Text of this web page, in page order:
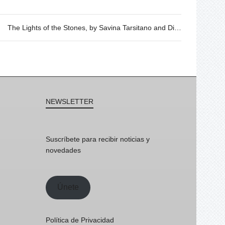
The Lights of the Stones, by Savina Tarsitano and Dinu Flamand
NEWSLETTER
Suscríbete para recibir noticias y
novedades
Únete
Política de Privacidad